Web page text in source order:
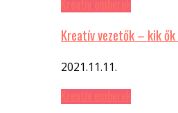
Kreatív vezetők – kik
2021.11.11.